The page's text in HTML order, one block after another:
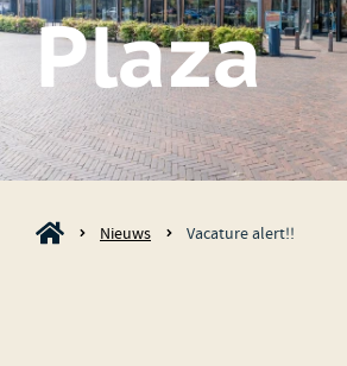
Plaza
Nieuws Vacature alert!!